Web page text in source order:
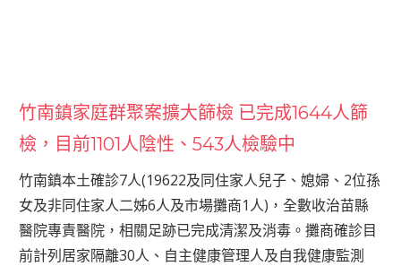
竹南鎮家庭群聚案擴大篩檢 已完成1644人篩
檢，目前1101人陰性、543人檢驗中
竹南鎮本土確診7人(19622及同住家人兒子、媳婦、2位孫
女及非同住家人二姊6人及市場攤商1人)，全數收治苗縣
醫院專責醫院，相關足跡已完成清潔及消毒。攤商確診目
前計列居家隔離30人、自主健康管理人及自我健康監測